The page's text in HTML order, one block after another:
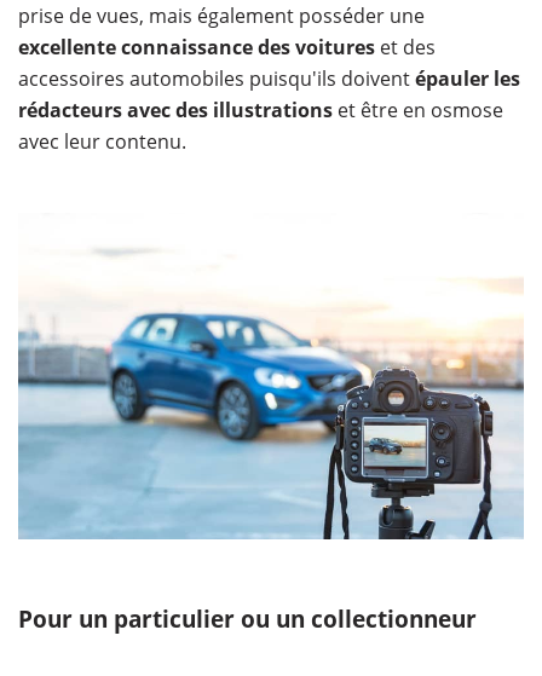
prise de vues, mais également posséder une
excellente connaissance des voitures et des
accessoires automobiles puisqu'ils doiventépauler les
rédacteurs avec des illustrations et être en osmose
avec leur contenu.
Pour un particulier ou un collectionneur